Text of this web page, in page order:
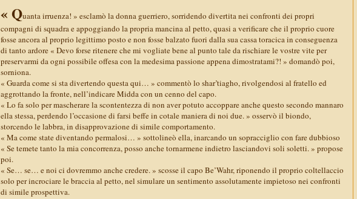
« Quanta irruenza! » esclamò la donna guerriero, sorridendo divertita nei confronti dei propri
compagni di squadra e appoggiando la propria mancina al petto, quasi a verificare che il proprio cuore
fosse ancora al proprio legittimo posto e non fosse balzato fuori dalla sua cassa toracica in conseguenza
di tanto ardore « Devo forse ritenere che mi vogliate bene al punto tale da rischiare le vostre vite per
preservarmi da ogni possibile offesa con la medesima passione appena dimostratami?! » domandò poi,
sorniona.
« Guarda come si sta divertendo questa qui… » commentò lo shar’tiagho, rivolgendosi al fratello ed
aggrottando la fronte, nell’indicare Midda con un cenno del capo.
« Lo fa solo per mascherare la scontentezza di non aver potuto accoppare anche questo secondo mannaro
ella stessa, perdendo l’occasione di farsi beffe in cotale maniera di noi due. » osservò il biondo,
storcendo le labbra, in disapprovazione di simile comportamento.
« Ma come state diventando permalosi… » sottolineò ella, inarcando un sopracciglio con fare dubbioso
« Se temete tanto la mia concorrenza, posso anche tornarmene indietro lasciandovi soli soletti. » propose
poi.
« Se… se… e noi ci dovremmo anche credere. » scosse il capo Be’Wahr, riponendo il proprio coltellaccio
solo per incrociare le braccia al petto, nel simulare un sentimento assolutamente impietoso nei confronti
di simile prospettiva.